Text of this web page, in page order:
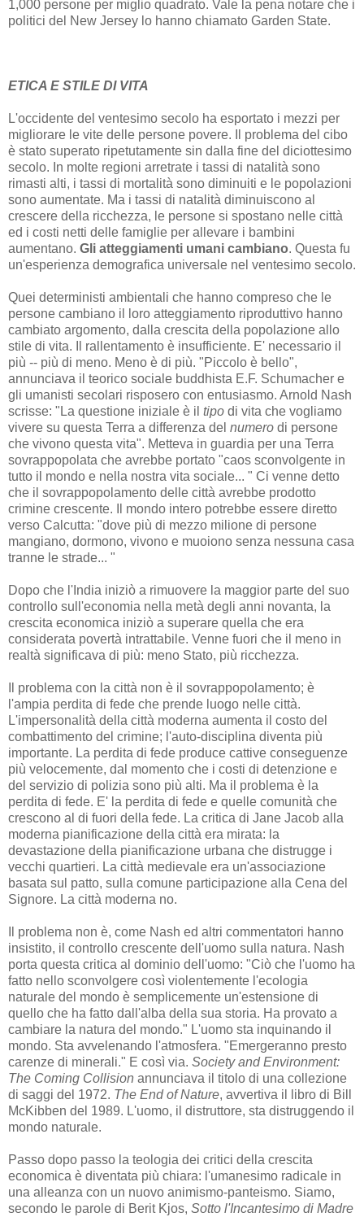
1,000 persone per miglio quadrato. Vale la pena notare che i
politici del New Jersey lo hanno chiamato Garden State.
ETICA E STILE DI VITA
L'occidente del ventesimo secolo ha esportato i mezzi per
migliorare le vite delle persone povere. Il problema del cibo
è stato superato ripetutamente sin dalla fine del diciottesimo
secolo. In molte regioni arretrate i tassi di natalità sono
rimasti alti, i tassi di mortalità sono diminuiti e le popolazioni
sono aumentate. Ma i tassi di natalità diminuiscono al
crescere della ricchezza, le persone si spostano nelle città
ed i costi netti delle famiglie per allevare i bambini
aumentano. Gli atteggiamenti umani cambiano. Questa fu
un'esperienza demografica universale nel ventesimo secolo.
Quei deterministi ambientali che hanno compreso che le
persone cambiano il loro atteggiamento riproduttivo hanno
cambiato argomento, dalla crescita della popolazione allo
stile di vita. Il rallentamento è insufficiente. E' necessario il
più -- più di meno. Meno è di più. "Piccolo è bello",
annunciava il teorico sociale buddhista E.F. Schumacher e
gli umanisti secolari risposero con entusiasmo. Arnold Nash
scrisse: "La questione iniziale è il tipo di vita che vogliamo
vivere su questa Terra a differenza del numero di persone
che vivono questa vita". Metteva in guardia per una Terra
sovrappopolata che avrebbe portato "caos sconvolgente in
tutto il mondo e nella nostra vita sociale... " Ci venne detto
che il sovrappopolamento delle città avrebbe prodotto
crimine crescente. Il mondo intero potrebbe essere diretto
verso Calcutta: "dove più di mezzo milione di persone
mangiano, dormono, vivono e muoiono senza nessuna casa
tranne le strade... "
Dopo che l'India iniziò a rimuovere la maggior parte del suo
controllo sull'economia nella metà degli anni novanta, la
crescita economica iniziò a superare quella che era
considerata povertà intrattabile. Venne fuori che il meno in
realtà significava di più: meno Stato, più ricchezza.
Il problema con la città non è il sovrappopolamento; è
l'ampia perdita di fede che prende luogo nelle città.
L'impersonalità della città moderna aumenta il costo del
combattimento del crimine; l'auto-disciplina diventa più
importante. La perdita di fede produce cattive conseguenze
più velocemente, dal momento che i costi di detenzione e
del servizio di polizia sono più alti. Ma il problema è la
perdita di fede. E' la perdita di fede e quelle comunità che
crescono al di fuori della fede. La critica di Jane Jacob alla
moderna pianificazione della città era mirata: la
devastazione della pianificazione urbana che distrugge i
vecchi quartieri. La città medievale era un'associazione
basata sul patto, sulla comune participazione alla Cena del
Signore. La città moderna no.
Il problema non è, come Nash ed altri commentatori hanno
insistito, il controllo crescente dell'uomo sulla natura. Nash
porta questa critica al dominio dell'uomo: "Ciò che l'uomo ha
fatto nello sconvolgere così violentemente l'ecologia
naturale del mondo è semplicemente un'estensione di
quello che ha fatto dall'alba della sua storia. Ha provato a
cambiare la natura del mondo." L'uomo sta inquinando il
mondo. Sta avvelenando l'atmosfera. "Emergeranno presto
carenze di minerali." E così via. Society and Environment:
The Coming Collision annunciava il titolo di una collezione
di saggi del 1972. The End of Nature, avvertiva il libro di Bill
McKibben del 1989. L'uomo, il distruttore, sta distruggendo il
mondo naturale.
Passo dopo passo la teologia dei critici della crescita
economica è diventata più chiara: l'umanesimo radicale in
una alleanza con un nuovo animismo-panteismo. Siamo,
secondo le parole di Berit Kjos, Sotto l'Incantesimo di Madre